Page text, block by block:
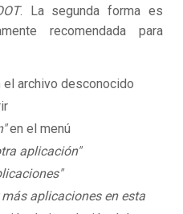
. La segunda forma es
recomendada para
el archivo desconocido
en el menú
aplicación"
más aplicaciones en esta